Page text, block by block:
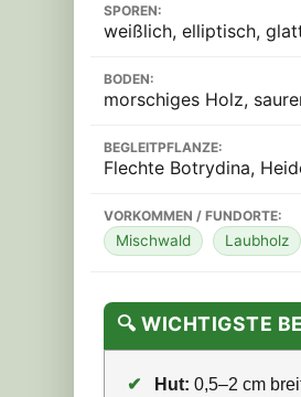
SPOREN:
weißlich, elliptisch,
BODEN:
morschiges Holz,
BEGLEITPFLANZE:
Flechte Botrydina,
VORKOMMEN / FUNDORTE:
Mischwald Laubholz
🔍 WICHTIGSTE
✔ Hut: 0,5–2 cm